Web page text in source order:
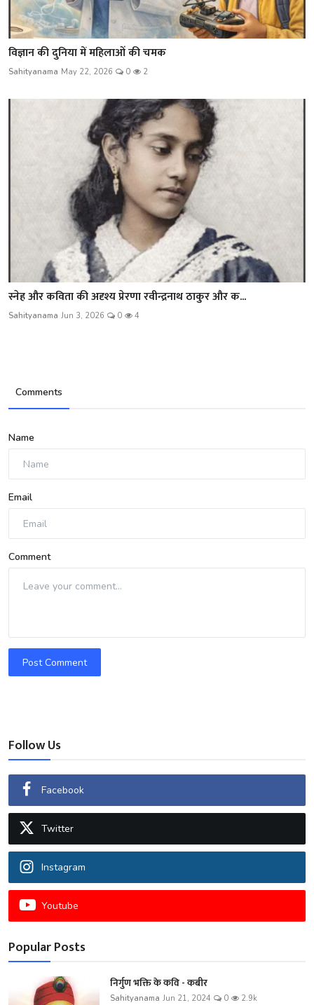
विज्ञान की दुनिया में महिलाओं की चमक
Sahityanama May 22, 2026 0 2
स्नेह और कविता की अदृश्य प्रेरणा रवीन्द्रनाथ ठाकुर और क...
Sahityanama Jun 3, 2026 0 4
Comments
Name
Email
Comment
Post Comment
Follow Us
Facebook
Twitter
Instagram
Youtube
Popular Posts
निर्गुण भक्ति के कवि - कबीर
Sahityanama Jun 21, 2024 0 2.9k